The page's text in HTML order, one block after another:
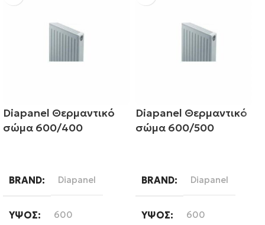
Diapanel Θερμαντικό
σώμα 600/400
BRAND Diapanel
ΎΨΟΣ 600
Diapanel Θερμαντικό
σώμα 600/500
BRAND Diapanel
ΎΨΟΣ 600